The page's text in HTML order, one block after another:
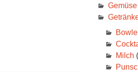
Gemüse
Bowle
Milch